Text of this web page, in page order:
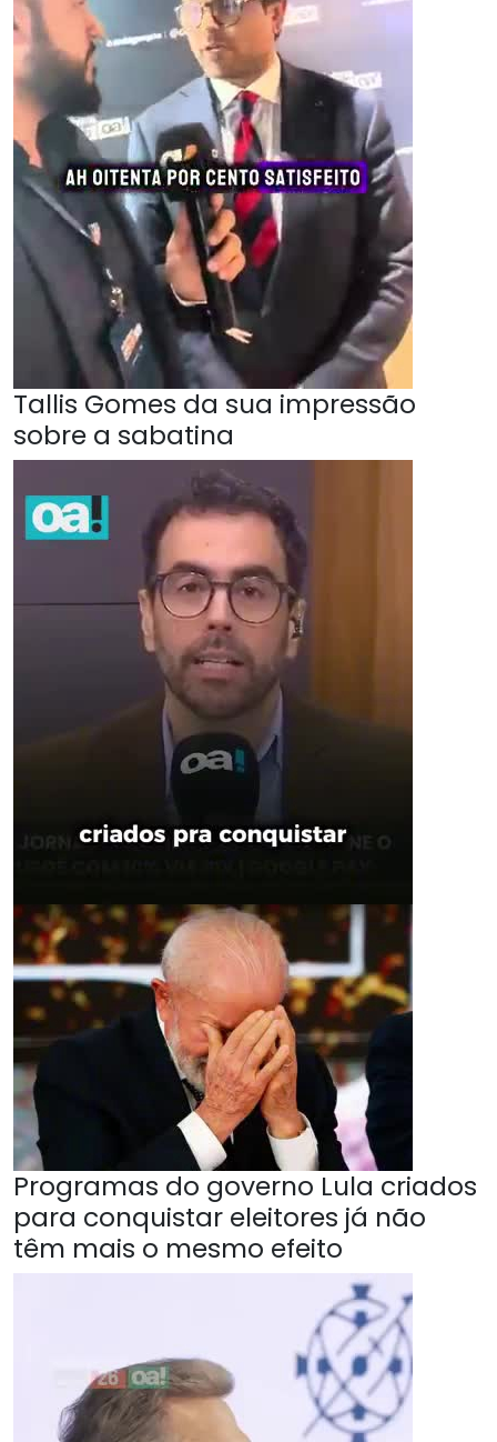
Tallis Gomes da sua impressão
sobre a sabatina
Programas do governo Lula criados
para conquistar eleitores já não
têm mais o mesmo efeito